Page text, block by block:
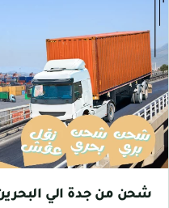
شحن من جدة الي